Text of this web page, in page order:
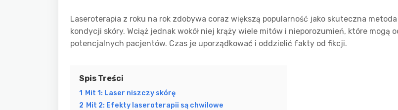
Laseroterapia z roku na rok zdobywa coraz większą popularność jako skuteczna
kondycji skóry. Wciąż jednak wokół niej krąży wiele mitów i nieporozumień, które mogą
potencjalnych pacjentów. Czas je uporządkować i oddzielić fakty od fikcji.
Spis Treści
1
Mit 1: Laser niszczy skórę
2 Mit 2: Efekty laseroterapii są chwilowe